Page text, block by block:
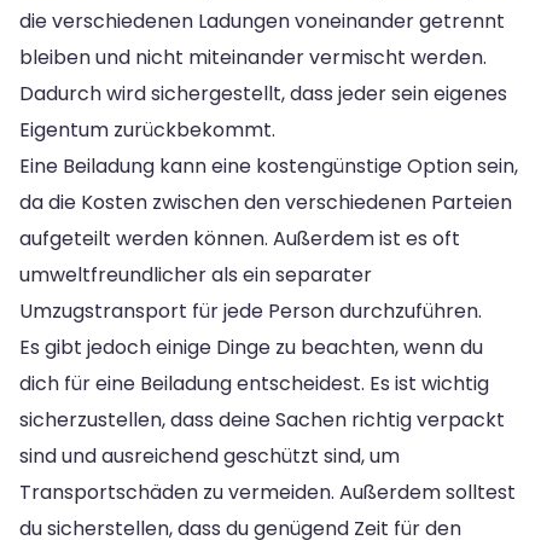
die verschiedenen Ladungen voneinander getrennt
bleiben und nicht miteinander vermischt werden.
Dadurch wird sichergestellt, dass jeder sein eigenes
Eigentum zurückbekommt.
Eine Beiladung kann eine kostengünstige Option sein,
da die Kosten zwischen den verschiedenen Parteien
aufgeteilt werden können. Außerdem ist es oft
umweltfreundlicher als ein separater
Umzugstransport für jede Person durchzuführen.
Es gibt jedoch einige Dinge zu beachten, wenn du
dich für eine Beiladung entscheidest. Es ist wichtig
sicherzustellen, dass deine Sachen richtig verpackt
sind und ausreichend geschützt sind, um
Transportschäden zu vermeiden. Außerdem solltest
du sicherstellen, dass du genügend Zeit für den